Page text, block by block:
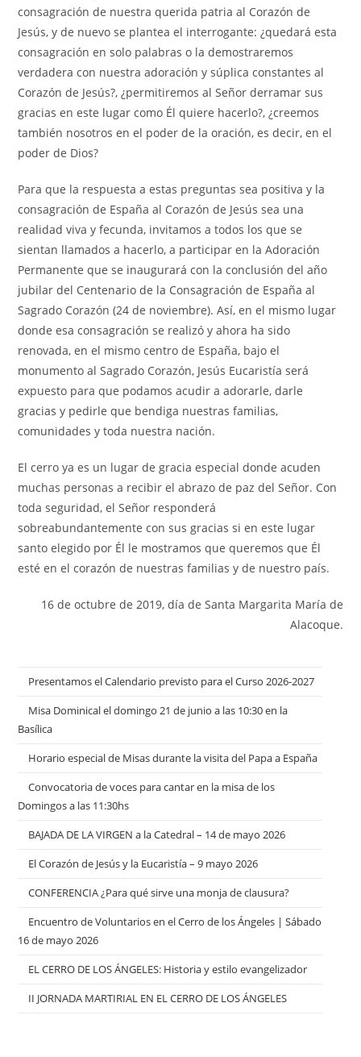
consagración de nuestra querida patria al Corazón de
Jesús, y de nuevo se plantea el interrogante: ¿quedará esta
consagración en solo palabras o la demostraremos
verdadera con nuestra adoración y súplica constantes al
Corazón de Jesús?, ¿permitiremos al Señor derramar sus
gracias en este lugar como Él quiere hacerlo?, ¿creemos
también nosotros en el poder de la oración, es decir, en el
poder de Dios?
Para que la respuesta a estas preguntas sea positiva y la
consagración de España al Corazón de Jesús sea una
realidad viva y fecunda, invitamos a todos los que se
sientan llamados a hacerlo, a participar en la Adoración
Permanente que se inaugurará con la conclusión del año
jubilar del Centenario de la Consagración de España al
Sagrado Corazón (24 de noviembre). Así, en el mismo lugar
donde esa consagración se realizó y ahora ha sido
renovada, en el mismo centro de España, bajo el
monumento al Sagrado Corazón, Jesús Eucaristía será
expuesto para que podamos acudir a adorarle, darle
gracias y pedirle que bendiga nuestras familias,
comunidades y toda nuestra nación.
El cerro ya es un lugar de gracia especial donde acuden
muchas personas a recibir el abrazo de paz del Señor. Con
toda seguridad, el Señor responderá
sobreabundantemente con sus gracias si en este lugar
santo elegido por Él le mostramos que queremos que Él
esté en el corazón de nuestras familias y de nuestro país.
16 de octubre de 2019, día de Santa Margarita María de
Alacoque.
Presentamos el Calendario previsto para el Curso 2026-2027
Misa Dominical el domingo 21 de junio a las 10:30 en la
Basílica
Horario especial de Misas durante la visita del Papa a España
Convocatoria de voces para cantar en la misa de los
Domingos a las 11:30hs
BAJADA DE LA VIRGEN a la Catedral – 14 de mayo 2026
El Corazón de Jesús y la Eucaristía – 9 mayo 2026
CONFERENCIA ¿Para qué sirve una monja de clausura?
Encuentro de Voluntarios en el Cerro de los Ángeles | Sábado
16 de mayo 2026
EL CERRO DE LOS ÁNGELES: Historia y estilo evangelizador
II JORNADA MARTIRIAL EN EL CERRO DE LOS ÁNGELES